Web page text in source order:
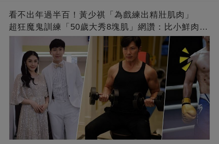
看不出年過半百！黃少祺「為戲練出精壯肌肉」
超狂魔鬼訓練「50歲大秀8塊肌」網讚：比小鮮肉猛